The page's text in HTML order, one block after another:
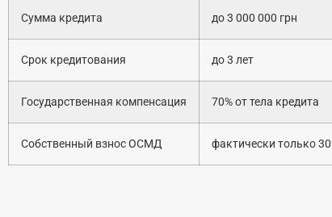
Сумма кредита до 3 000 000 грн
Срок кредитования до 3 лет
Государственная компенсация 70% от тела кредита
Собственный взнос ОСМД фактически только